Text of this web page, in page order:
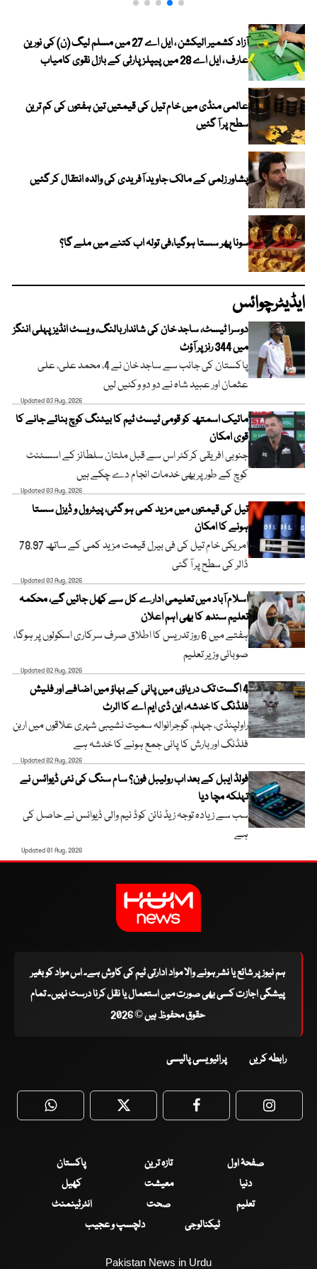
آزاد کشمیر الیکشن ، ایل اے 27 میں مسلم لیگ (ن) کی نورین
عارف ، ایل اے 28 میں پیپلز پارٹی کے بازل نقوی کامیاب
عالمی منڈی میں خام تیل کی قیمتیں تین ہفتوں کی کم ترین
سطح پر آ گئیں
پشاور زلمی کے مالک جاوید آفریدی کی والدہ انتقال کر گئیں
سونا پھر سستا ہوگیا،فی تولہ اب کتنے میں ملے گا؟
ایڈیٹرچوائس
دوسرا ٹیسٹ، ساجد خان کی شاندار بالنگ، ویسٹ انڈیز پہلی اننگز
میں 344 رنز پر آؤٹ
پاکستان کی جانب سے ساجد خان نے 4، محمد علی، علی
عثمان اور عبید شاہ نے دو دو وکٹیں لیں
Updated 03 Aug, 2026
مائیک اسمتھ کو قومی ٹیسٹ ٹیم کا بیٹنگ کوچ بنائے جانے کا
قوی امکان
جنوبی افریقی کرکٹر اس سے قبل ملتان سلطانز کے اسسٹنٹ
کوچ کے طور پر بھی خدمات انجام دے چکے ہیں
Updated 03 Aug, 2026
تیل کی قیمتوں میں مزید کمی ہو گئی، پیٹرول و ڈیزل سستا
ہونے کا امکان
امریکی خام تیل کی فی بیرل قیمت مزید کمی کے ساتھ 78.97
ڈالر کی سطح پر آ گئی
Updated 03 Aug, 2026
اسلام آباد میں تعلیمی ادارے کل سے کھل جائیں گے، محکمہ
تعلیم سندھ کا بھی اہم اعلان
ہفتے میں 6 روز تدریس کا اطلاق صرف سرکاری اسکولوں پر ہوگا،
صوبائی وزیر تعلیم
Updated 02 Aug, 2026
4 اگست تک دریاؤں میں پانی کے بہاؤ میں اضافے اور فلیش
فلڈنگ کا خدشہ، این ڈی ایم اے کا الرٹ
راولپنڈی، جہلم، گوجرانوالہ سمیت نشیبی شہری علاقوں میں اربن
فلڈنگ اور بارش کا پانی جمع ہونے کا خدشہ ہے
Updated 02 Aug, 2026
فولڈ ایبل کے بعد اب رولیبل فون؟ سام سنگ کی نئی ڈیوائس نے
تہلکہ مچا دیا
سب سے زیادہ توجہ زیڈ نائن کوڈ نیم والی ڈیوائس نے حاصل کی
ہے
Updated 01 Aug, 2026
ہم نیوز پر شائع یا نشر ہونے والا مواد ادارتی ٹیم کی کاوش ہے۔ اس مواد کو بغیر
پیشگی اجازت کسی بھی صورت میں استعمال یا نقل کرنا درست نہیں۔ تمام
حقوق محفوظ ہیں © 2026
رابطہ کریں پرائیویسی پالیسی
WhatsApp Twitter Facebook
صفحۂ اول تازہ ترین
پاکستان
دنیا
معیشت
کھیل
تعلیم
صحت
انٹرٹینمنٹ
ٹیکنالوجی
دلچسپ و عجیب
Pakistan News in Urdu